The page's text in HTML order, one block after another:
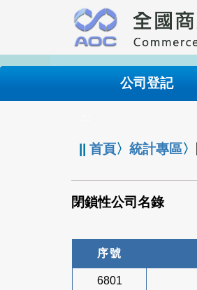
要
內
公司登記
||首頁〉統計專區〉
閉鎖性公司名錄
序號
6801